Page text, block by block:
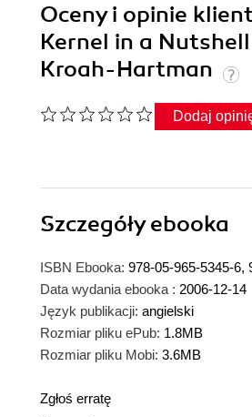
Oceny i opinie
Kernel in a Nutshell
Kroah-Hartman
Dodaj
Szczegółyebooka
ISBN Ebooka: 978-05-965-5345-6,
Data wydania ebooka : 2006-12-14
Język publikacji: angielski
Rozmiar pliku ePub: 1.8MB
Rozmiar pliku Mobi: 3.6MB
Zgłoś erratę